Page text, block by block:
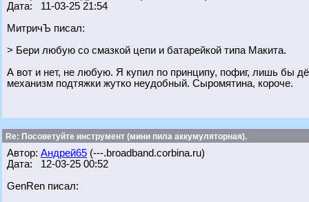
Дата: 11-03-25 21:54
МитричЪ писал:
> Бери любую со смазкой цепи и батарейкой типа Макита.
А вот и нет, не любую. Я купил по принципу, пофиг, лишь бы
механизм подтяжки жутко неудобный. Сыромятина, короче.
Re: Посоветуйте инструмент (мини пила аккумуляторная).
Автор: Андрей65 (---.broadband.corbina.ru)
Дата: 12-03-25 00:52
GenRen писал: